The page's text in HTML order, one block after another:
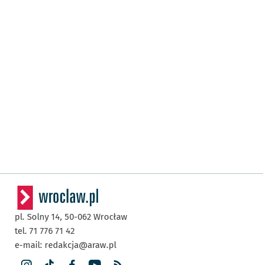
pl. Solny 14, 50-062 Wrocław
tel. 71 776 71 42
e-mail: redakcja@araw.pl